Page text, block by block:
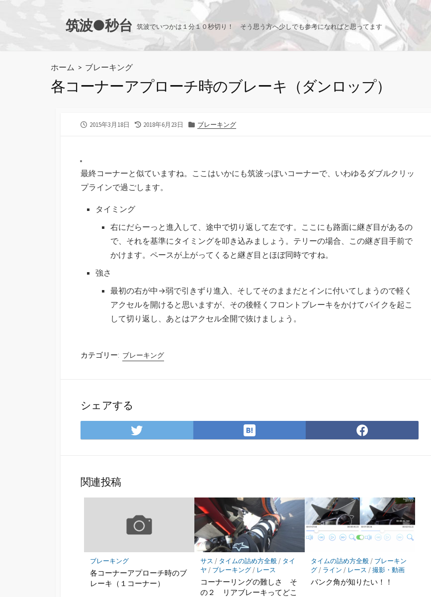
筑波●秒台 筑波でいつかは１分１０秒切り！ そう思う方へ少しでも参考になればと思ってます
ホーム > ブレーキング
各コーナーアプローチ時のブレーキ（ダンロップ）
公
2015年3月18日
最
2018年6月23日
カ
ブレーキング
最終コーナーと似ていますね。ここはいかにも筑波っぽいコーナーで、いわゆるダブルクリッ
プラインで過ごします。
タイミング
右にだらーっと進入して、途中で切り返して左です。ここにも路面に継ぎ目があるの
で、それを基準にタイミングを叩き込みましょう。テリーの場合、この継ぎ目手前で
かけます。ペースが上がってくると継ぎ目とほぼ同時ですね。
強さ
最初の右が中→弱で引きずり進入、そしてそのままだとインに付いてしまうので軽く
アクセルを開けると思いますが、その後軽くフロントブレーキをかけてバイクを起こ
して切り返し、あとはアクセル全開で抜けましょう。
カテゴリー: ブレーキング
シェアする
Twitter
で
は
て
マ
ー
ク
に
保
存
Facebook
で
関連投稿
ブレーキング
各コーナーアプローチ時のブ
レーキ（１コーナー）
サス / タイムの詰め方全般/ タイ
ヤ / ブレーキング/ レース
コーナーリングの難しさ そ
の２ リアブレーキってどこ
タイムの詰め方全般/ ブレーキン
グ/ ライン / レース /撮影・動画
バンク角が知りたい！！